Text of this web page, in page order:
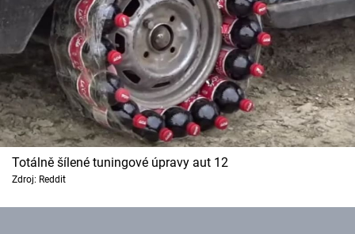
Totálně šílené tuningové úpravy aut 12
Zdroj: Reddit